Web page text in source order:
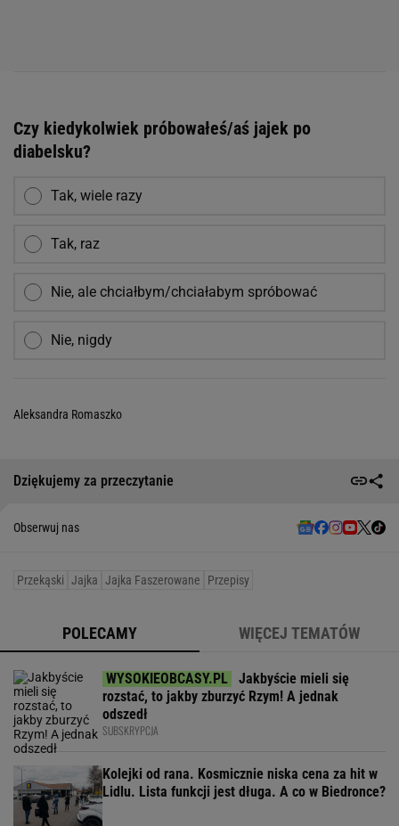
Czy kiedykolwiek próbowałeś/aś jajek po
diabelsku?
Tak, wiele razy
Tak, raz
Nie, ale chciałbym/chciałabym spróbować
Nie, nigdy
Aleksandra Romaszko
Dziękujemy za przeczytanie
Obserwuj nas
Przekąski Jajka Jajka Faszerowane Przepisy
POLECAMY WIĘCEJ TEMATÓW
Jakbyście mieli się
rozstać, to jakby zburzyć Rzym! A jednak
odszedł
SUBSKRYPCJA
Kolejki od rana. Kosmicznie niska cena za hit w
Lidlu. Lista funkcji jest długa. A co w Biedronce?